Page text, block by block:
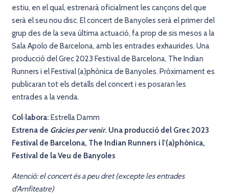
estiu, en el qual, estrenarà oficialment les cançons del que
serà el seu nou disc. El concert de Banyoles serà el primer del
grup des de la seva última actuació, fa prop de sis mesos a la
Sala Apolo de Barcelona, amb les entrades exhaurides. Una
producció del Grec 2023 Festival de Barcelona, The Indian
Runners i el Festival (a)phònica de Banyoles. Pròximament es
publicaran tot els detalls del concert i es posaran les
entrades a la venda.
Col·labora: Estrella Damm
Estrena de Gràcies per venir. Una producció del Grec 2023
Festival de Barcelona, The Indian Runners i l'(a)phònica,
Festival de la Veu de Banyoles
Atenció: el concert és a peu dret (excepte les entrades
d’Amfiteatre)